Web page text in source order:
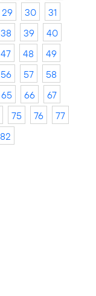
29 30
31
38 39
40
47 48
49
56 57
58
65 66
67
75 76
77
82